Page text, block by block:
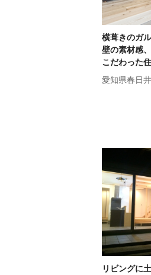
横葺きのガ
壁の素材感
こだわった
愛知県春日
リビングに